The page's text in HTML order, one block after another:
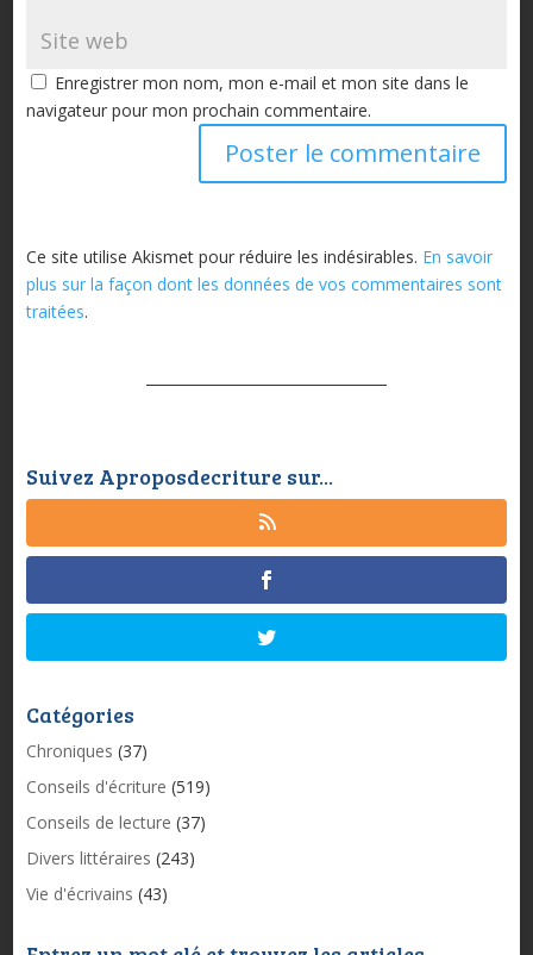
Enregistrer mon nom, mon e-mail et mon site dans le
navigateur pour mon prochain commentaire.
Ce site utilise Akismet pour réduire les indésirables. En savoir
plus sur la façon dont les données de vos commentaires sont
traitées.
Suivez Aproposdecriture sur...
Catégories
Chroniques (37)
Conseils d'écriture (519)
Conseils de lecture (37)
Divers littéraires (243)
Vie d'écrivains (43)